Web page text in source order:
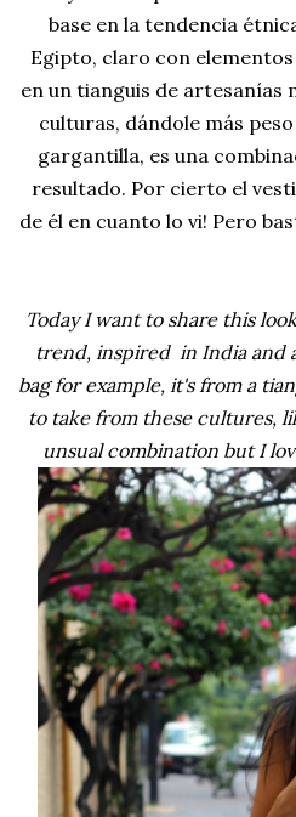
base en la tendencia
Egipto, claro con
en un tianguis de artesanías
culturas, dándole más
gargantilla, es una
resultado. Por cierto el
de él en cuanto lo vi! Pero
Today I want to share this
trend, inspired in India and
bag for example, it's from a
to take from these cultures,
unsual combination but I